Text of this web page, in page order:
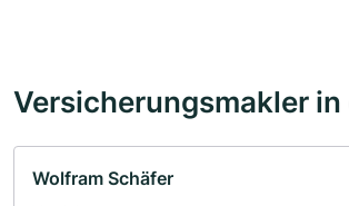
Versicherungsmakler in
Wolfram Schäfer